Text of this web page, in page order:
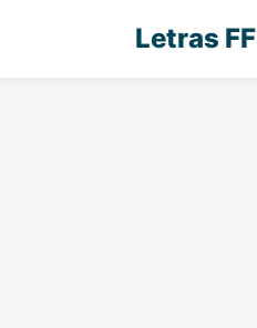
Letras FF